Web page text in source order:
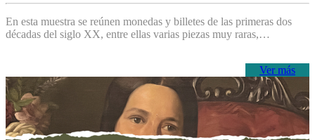
En esta muestra se reúnen monedas y billetes de las primeras dos
décadas del siglo XX, entre ellas varias piezas muy raras,…
Ver más